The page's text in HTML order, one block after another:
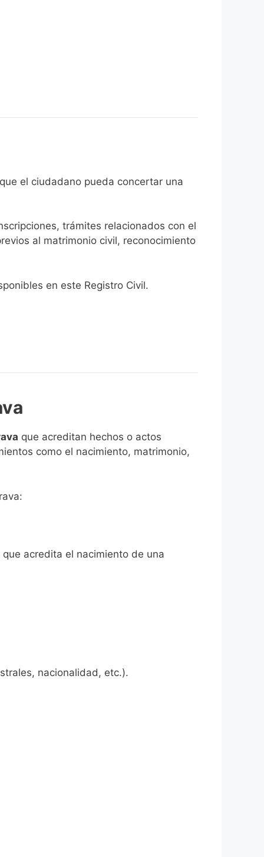
el ciudadano pueda concertar una
trámites relacionados con el
al matrimonio civil, reconocimiento
en este Registro Civil.​
que acreditan hechos o actos
como el nacimiento, matrimonio,
acredita el nacimiento de una
nacionalidad, etc.).